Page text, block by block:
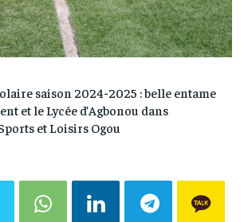
saison 2024-2025 : belle entame
et le Lycée d’Agbonou dans
et Loisirs Ogou